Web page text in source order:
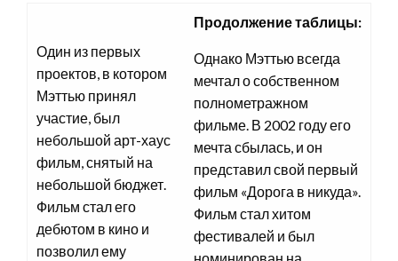
Один из первых
проектов, в котором
Мэттью принял
участие, был
небольшой арт-хаус
фильм, снятый на
небольшой бюджет.
Фильм стал его
дебютом в кино и
позволил ему
Продолжение таблицы:
Однако Мэттью всегда
мечтал о собственном
полнометражном
фильме. В 2002 году его
мечта сбылась, и он
представил свой первый
фильм «Дорога в никуда».
Фильм стал хитом
фестивалей и был